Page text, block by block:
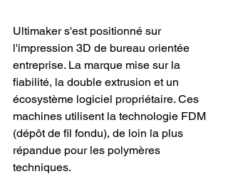
Ultimaker s'est positionné sur
l'impression 3D de bureau orientée
entreprise. La marque mise sur la
fiabilité, la double extrusion et un
écosystème logiciel propriétaire. Ces
machines utilisent la technologie FDM
(dépôt de fil fondu), de loin la plus
répandue pour les polymères
techniques.